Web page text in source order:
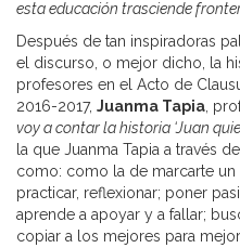
esta educación trasciende
Después de tan inspiradoras
el discurso, o mejor dicho, la
profesores en el Acto de
2016-2017, Juanma Tapia,
voy a contar la historia ‘Juan
la que Juanma Tapia a través
como: como la de marcarte
practicar, reflexionar; poner
aprende a apoyar y a fallar;
copiar a los mejores para